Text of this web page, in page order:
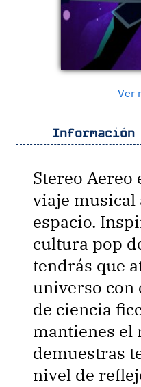
Ver
Stereo Aereo
viaje musical
espacio.
cultura pop
tendrás que
universo con
de ciencia
mantienes el
demuestras
nivel de